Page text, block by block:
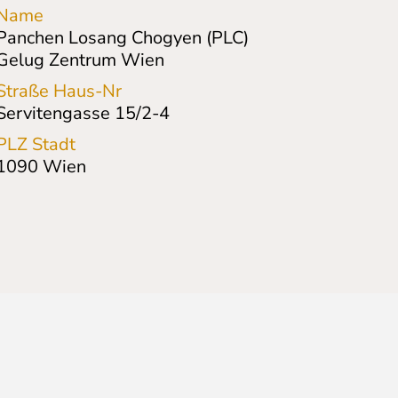
Losang Chogyen (PLC)
Zentrum Wien
Haus-Nr
15/2-4
Stadt
Wien